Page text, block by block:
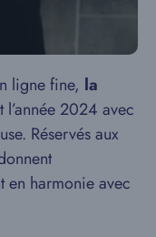
ligne fine, la
l’année 2024 avec
Réservés aux
en harmonie avec